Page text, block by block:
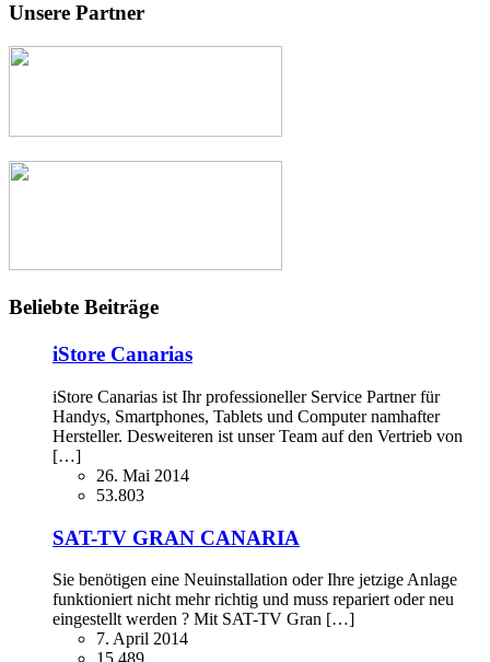
Unsere Partner
Beliebte Beiträge
iStore Canarias
iStore Canarias ist Ihr professioneller Service Partner für
Handys, Smartphones, Tablets und Computer namhafter
Hersteller. Desweiteren ist unser Team auf den Vertrieb von
[…]
26. Mai 2014
53.803
SAT-TV GRAN CANARIA
Sie benötigen eine Neuinstallation oder Ihre jetzige Anlage
funktioniert nicht mehr richtig und muss repariert oder neu
eingestellt werden ? Mit SAT-TV Gran […]
7. April 2014